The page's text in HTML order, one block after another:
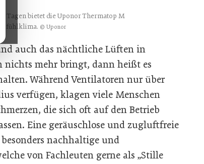
Tagen bietet die Uponor Thermatop M
© Uponor
auch das nächtliche Lüften in
nichts mehr bringt, dann heißt es
Während Ventilatoren nur über
verfügen, klagen viele Menschen
die sich oft auf den Betrieb
Eine geräuschlose und zugluftfreie
nachhaltige und
von Fachleuten gerne als „Stille